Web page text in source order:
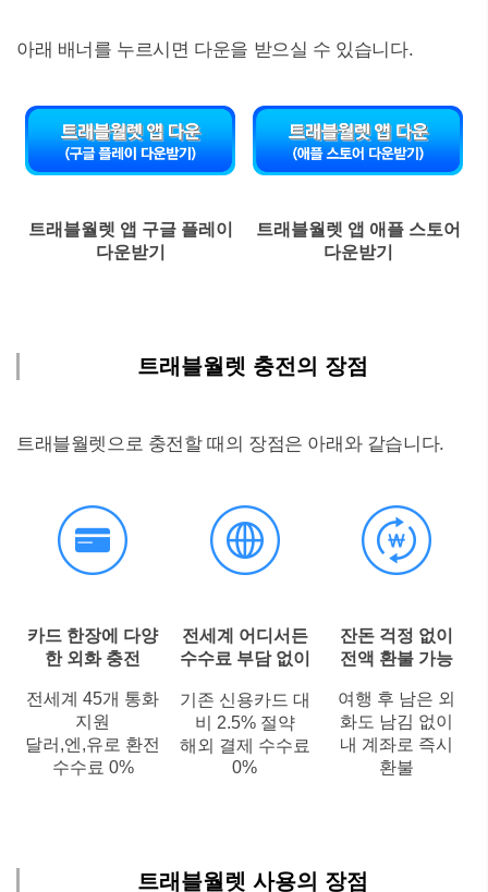
아래 배너를 누르시면 다운을 받으실 수 있습니다.
트래블월렛 앱 구글 플레이
다운받기
트래블월렛 앱 애플 스토어
다운받기
트래블월렛 충전의 장점
트래블월렛으로 충전할 때의 장점은 아래와 같습니다.
카드 한장에 다양
한 외화 충전
전세계 어디서든
수수료 부담 없이
잔돈 걱정 없이
전액 환불 가능
전세계 45개 통화
지원
달러,엔,유로 환전
수수료 0%
기존 신용카드 대
비 2.5% 절약
해외 결제 수수료
0%
여행 후 남은 외
화도 남김 없이
내 계좌로 즉시
환불
트래블월렛 사용의 장점